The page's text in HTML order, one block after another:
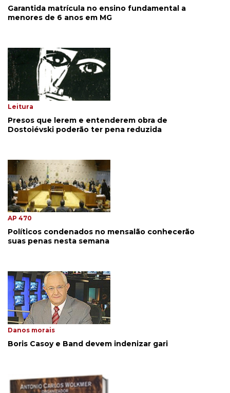
Garantida matrícula no ensino fundamental a
menores de 6 anos em MG
Leitura
Presos que lerem e entenderem obra de
Dostoiévski poderão ter pena reduzida
AP 470
Políticos condenados no mensalão conhecerão
suas penas nesta semana
Danos morais
Boris Casoy e Band devem indenizar gari